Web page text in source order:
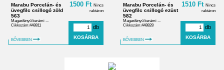
Marabu Porcelán- és
üvegfilc csillogó zöld
563
Magasfényű kerámi ...
Cikkszám:448811
BŐVEBBEN
1500 Ft Nincs
raktáron
db
Marabu Porcelán- és
üvegfilc csillogó ezüst
582
Magasfényű kerámi ...
Cikkszám:448828
BŐVEBBEN
1510 Ft Nincs
raktáron
db